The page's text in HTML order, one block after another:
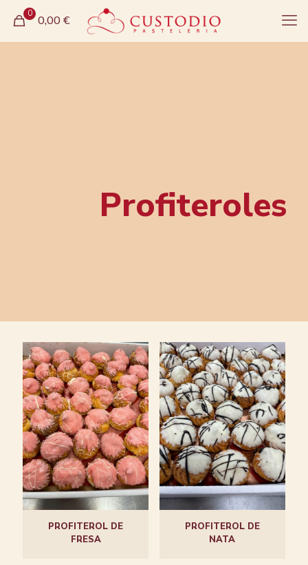
0 0,00 €
Profiteroles
PROFITEROL DE
FRESA
PROFITEROL DE
NATA